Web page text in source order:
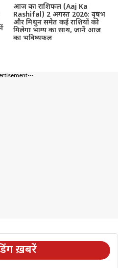
आज का राशिफल (Aaj Ka
Rashifal) 2 अगस्त 2026: वृषभ
और मिथुन समेत कई राशियों को
मिलेगा भाग्य का साथ, जानें आज
का भविष्यफल
ख़बरें